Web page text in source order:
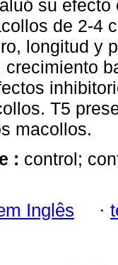
su
de 2-4
longitud y
crecimiento
T5
macollos.
: control;
Inglês ·